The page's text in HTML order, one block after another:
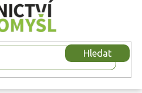
Hledat